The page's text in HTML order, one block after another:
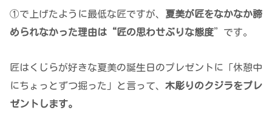
①で上げたように最低な匠ですが、 夏美が匠をなかなか諦
められなかった理由は“匠の思わせぶりな態度”です。
匠はくじらが好きな夏美の誕生日のプレゼントに「休憩中
にちょっとずつ掘った」と言って、 木彫りのクジラをプレ
ゼントします。